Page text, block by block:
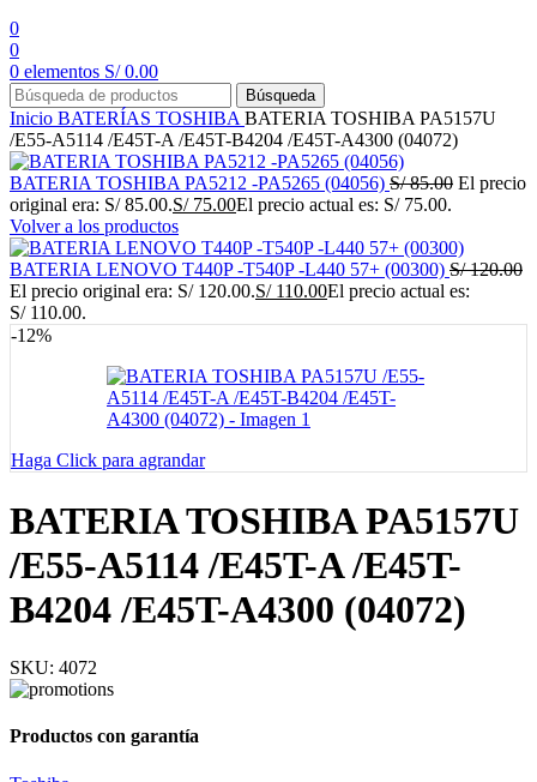
0
0
0 elementos S/0.00
Búsqueda
Inicio BATERÍAS TOSHIBA BATERIA TOSHIBA PA5157U
/E55-A5114 /E45T-A /E45T-B4204 /E45T-A4300 (04072)
BATERIA TOSHIBA PA5212 -PA5265 (04056) S/85.00 El precio
original era: S/ 85.00.S/75.00El precio actual es: S/ 75.00.
Volver a los productos
BATERIA LENOVO T440P -T540P -L440 57+ (00300) S/120.00
El precio original era: S/ 120.00.S/110.00El precio actual es:
S/ 110.00.
-12%
Haga Click para agrandar
BATERIA TOSHIBA PA5157U
/E55-A5114 /E45T-A /E45T-
B4204 /E45T-A4300 (04072)
SKU: 4072
Productos con garantía